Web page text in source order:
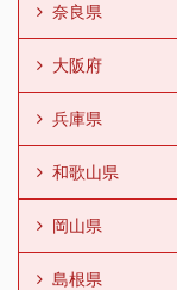
奈良県
大阪府
兵庫県
和歌山県
岡山県
島根県